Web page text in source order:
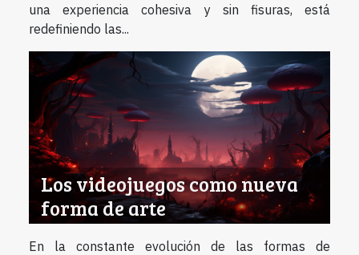
una experiencia cohesiva y sin fisuras, está
redefiniendo las...
Los videojuegos como nueva
forma de arte
En la constante evolución de las formas de